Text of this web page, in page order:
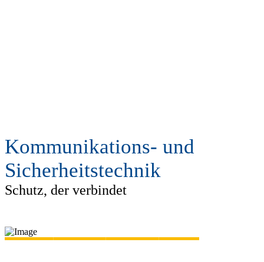
Kommunikations- und
Sicherheitstechnik
Schutz, der verbindet